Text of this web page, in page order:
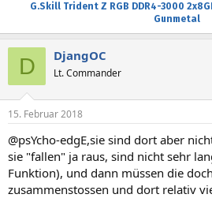
G.Skill Trident Z RGB DDR4-3000
Gunmetal
D DjangOC
Lt. Commander
15. Februar 2018
@psYcho-edgE,sie sind dort aber
sie "fallen" ja raus, sind nicht sehr
Funktion), und dann müssen die
zusammenstossen und dort relativ